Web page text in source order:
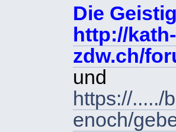
Die
http://kath-
zdw.ch/
und
https://...../
enoch/